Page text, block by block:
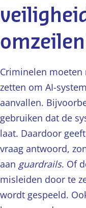
Criminelen moeten
zetten om AI-
aanvallen.
gebruiken dat de
laat. Daardoor
vraag antwoord,
aan guardrails. Of
misleiden door te
wordt gespeeld.